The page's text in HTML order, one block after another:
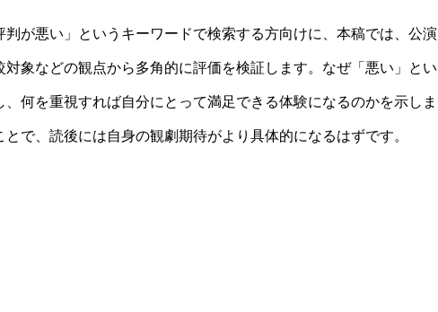
が悪い」というキーワードで検索する方向けに、本稿では、公演
象などの観点から多角的に評価を検証します。なぜ「悪い」とい
何を重視すれば自分にとって満足できる体験になるのかを示しま
で、読後には自身の観劇期待がより具体的になるはずです。